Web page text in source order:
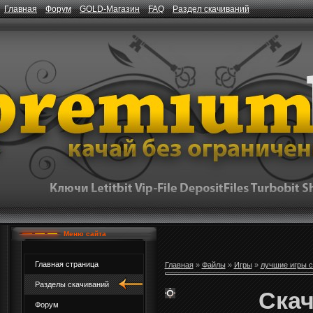
Главная Форум GOLD-Магазин FAQ Раздел скачиваний
Меню сайта
Главная страница
Разделы скачиваний
Форум
Главная» Файлы» Игры» лучшие игры